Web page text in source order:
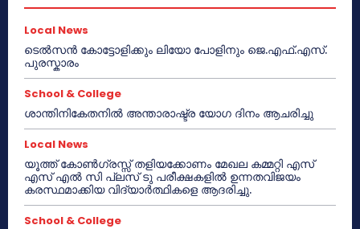
Local News
ടെൽസൻ കോട്ടോളിക്കും ലിയോ പോളിനും ജെ.എഫ്.എസ്.
പുരസ്കാരം
School & College
ശാന്തിനികേതനിൽ അന്താരാഷ്ട്ര യോഗ ദിനം ആചരിച്ചു
Local News
യൂത്ത് കോൺഗ്രസ്സ് തളിയക്കോണം മേഖല കമ്മറ്റി എസ്
എസ് എൽ സി പ്ലസ് ടു പരീക്ഷകളിൽ ഉന്നതവിജയം
കരസ്ഥമാക്കിയ വിദ്യാർത്ഥികളെ ആദരിച്ചു.
School & College